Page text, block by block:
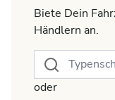
Biete Dein
Händlern an.
oder